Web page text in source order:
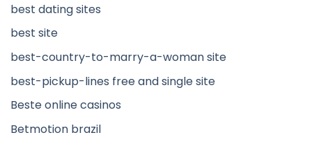
best dating sites
best site
best-country-to-marry-a-woman site
best-pickup-lines free and single site
Beste online casinos
Betmotion brazil